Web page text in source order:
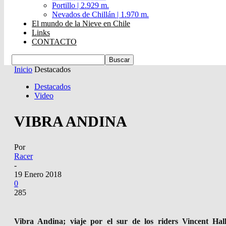
Portillo | 2.929 m.
Nevados de Chillán | 1.970 m.
El mundo de la Nieve en Chile
Links
CONTACTO
Inicio Destacados
Destacados
Video
VIBRA ANDINA
Por
Racer
-
19 Enero 2018
0
285
Vibra Andina; viaje por el sur de los riders Vincent